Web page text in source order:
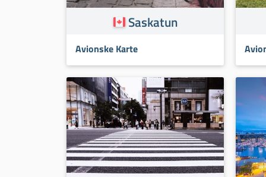
Saskatun
Avionske Karte